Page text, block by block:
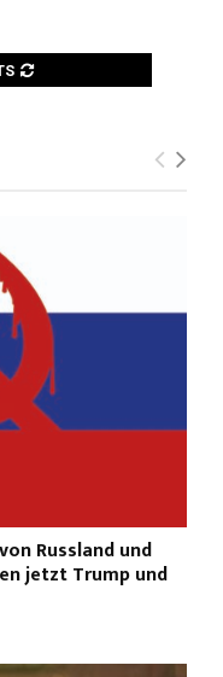
Russland und
jetzt Trump und